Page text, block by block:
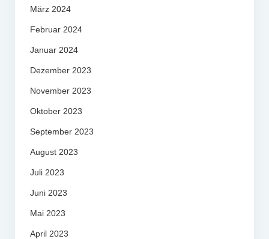
März 2024
Februar 2024
Januar 2024
Dezember 2023
November 2023
Oktober 2023
September 2023
August 2023
Juli 2023
Juni 2023
Mai 2023
April 2023